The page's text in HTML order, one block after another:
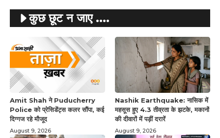
कुछ छूट न जाए ....
Amit Shah ने Puducherry
Police को प्रेसिडेंट्स कलर सौंपा, कई
दिग्गज रहे मौजूद
August 9, 2026
Nashik Earthquake: नासिक में
महसूस हुए 4.3 तीव्रता के झटके, मकानों
की दीवारों में पड़ीं दरारें
August 9, 2026